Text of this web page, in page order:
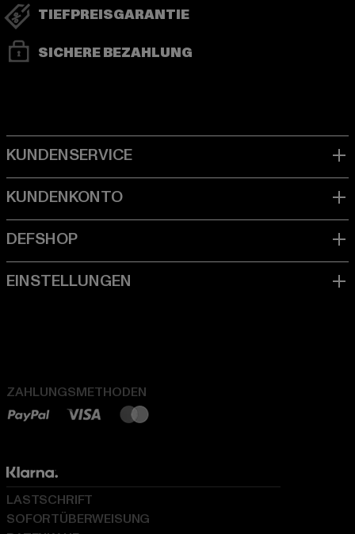
TIEFPREISGARANTIE
SICHERE BEZAHLUNG
ZAHLUNGSMETHODEN
LASTSCHRIFT
SOFORTÜBERWEISUNG